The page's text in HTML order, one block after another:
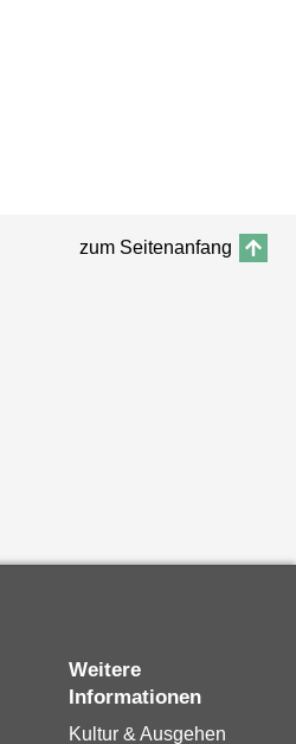
zum Seitenanfang
Weitere
Informationen
Kultur & Ausgehen